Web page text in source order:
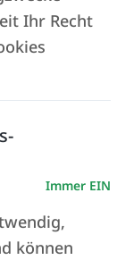
Kultur.
zu
Ihr Recht
Immer EIN
können